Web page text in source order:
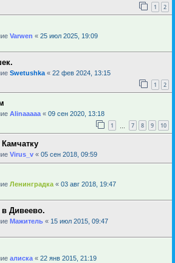
1 2
Varwen « 25 июл 2025, 19:09
Swetushka « 22 фев 2024, 13:15
1 2
Alinaaaaa « 09 сен 2020, 13:18
1 7 8 9 10
Virus_v « 05 сен 2018, 09:59
Ленинградка « 03 авг 2018, 19:47
Дивеево.
Мажитель « 15 июл 2015, 09:47
алиска « 22 янв 2015, 21:19